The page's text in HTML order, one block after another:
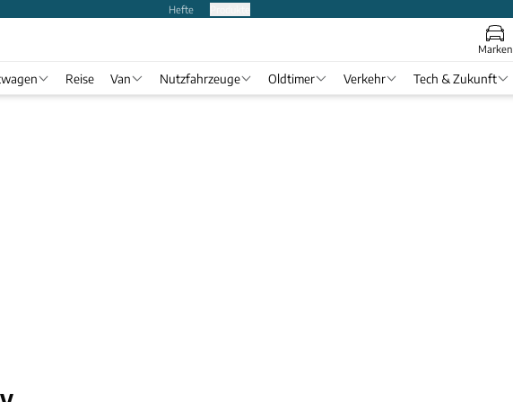
Hefte
Marken
Reise Van Nutzfahrzeuge Oldtimer Verkehr Tech & Zukunft